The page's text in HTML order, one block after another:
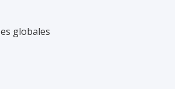
globales